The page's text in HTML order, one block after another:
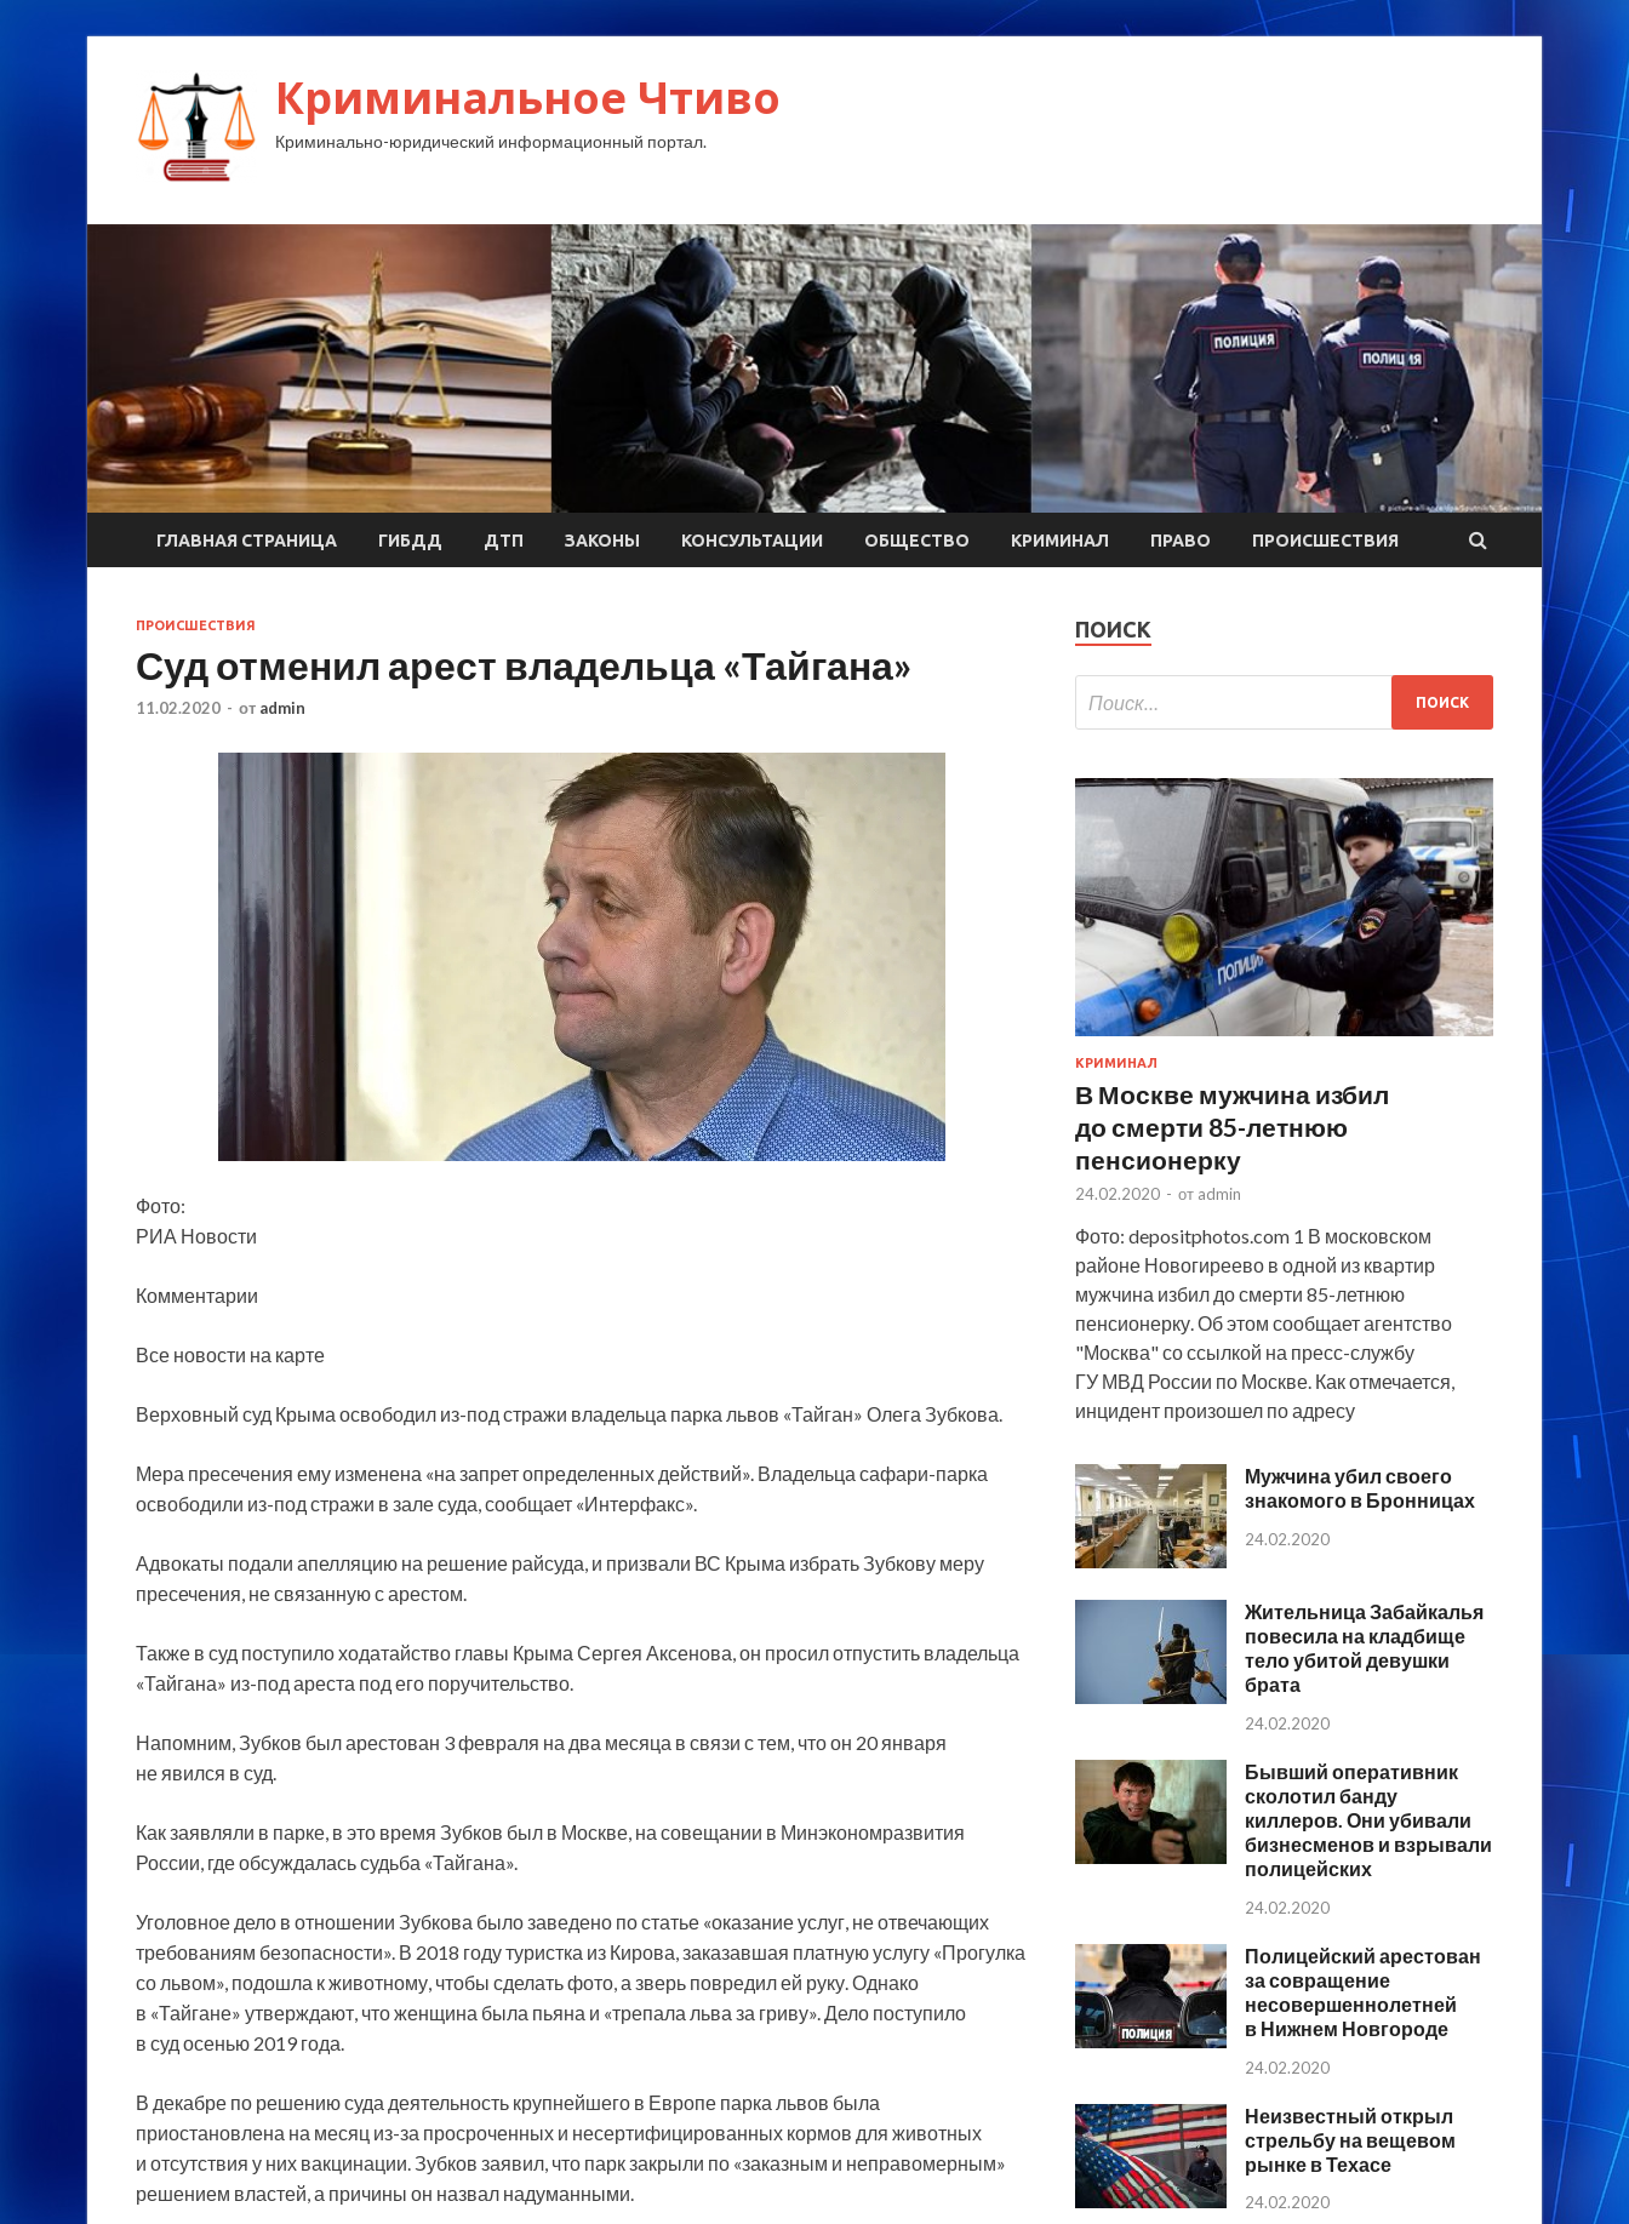
Криминальное Чтиво
Криминально-юридический информационный портал.
ГЛАВНАЯ СТРАНИЦА ГИБДД ДТП ЗАКОНЫ КОНСУЛЬТАЦИИ ОБЩЕСТВО КРИМИНАЛ ПРАВО ПРОИСШЕСТВИЯ
ПРОИСШЕСТВИЯ
Суд отменил арест владельца «Тайгана»
11.02.2020 - от admin
Фото:
РИА Новости
Комментарии
Все новости на карте
Верховный суд Крыма освободил из-под стражи владельца парка львов «Тайган» Олега Зубкова.
Мера пресечения ему изменена «на запрет определенных действий». Владельца сафари-парка
освободили из-под стражи в залесуда, сообщает «Интерфакс».
Адвокаты подали апелляцию на решение райсуда, и призвали ВС Крыма избрать Зубкову меру
пресечения, не связанную с арестом.
Также в суд поступило ходатайство главы Крыма Сергея Аксенова, он просил отпустить владельца
«Тайгана» из-под ареста под его поручительство.
Напомним, Зубков был арестован 3 февраля на два месяца в связи с тем, что он 20 января
не явился в суд.
Как заявляли в парке, в это время Зубков был в Москве, на совещании в Минэкономразвития
России, где обсуждалась судьба «Тайгана».
Уголовное дело в отношении Зубкова было заведено по статье «оказание услуг, не отвечающих
требованиям безопасности». В 2018 году туристка из Кирова, заказавшая платную услугу «Прогулка
со львом», подошла к животному, чтобы сделать фото, а зверь повредил ей руку. Однако
в «Тайгане» утверждают, что женщина была пьяна и «трепала льва за гриву». Дело поступило
в суд осенью 2019 года.
В декабре по решению суда деятельность крупнейшего в Европе парка львов была
приостановлена на месяц из-за просроченных и несертифицированных кормов для животных
и отсутствия у них вакцинации. Зубков заявил, что парк закрыли по «заказным и неправомерным»
решением властей, а причины он назвал надуманными.
ПОИСК
КРИМИНАЛ
В Москве мужчина избил
до смерти 85-летнюю
пенсионерку
24.02.2020 - от admin
Фото: depositphotos.com 1 В московском
районе Новогиреево в одной из квартир
мужчина избил до смерти 85-летнюю
пенсионерку. Об этом сообщает агентство
"Москва" со ссылкой на пресс-службу
ГУ МВД России по Москве. Как отмечается,
инцидент произошел по адресу
Мужчина убил своего
знакомого в Бронницах
24.02.2020
Жительница Забайкалья
повесила на кладбище
тело убитой девушки
брата
24.02.2020
Бывший оперативник
сколотил банду
киллеров. Они убивали
бизнесменов и взрывали
полицейских
24.02.2020
Полицейский арестован
за совращение
несовершеннолетней
в Нижнем Новгороде
24.02.2020
Неизвестный открыл
стрельбу на вещевом
рынке в Техасе
24.02.2020